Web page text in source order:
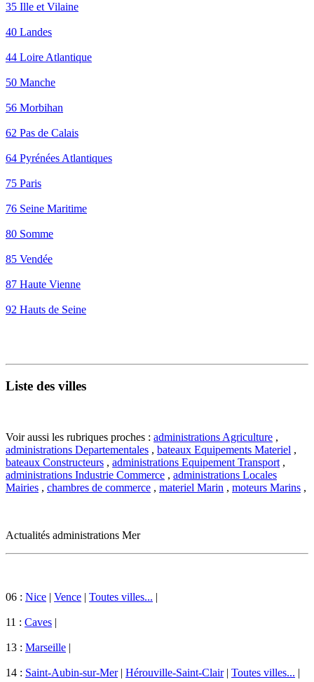
35 Ille et Vilaine
40 Landes
44 Loire Atlantique
50 Manche
56 Morbihan
62 Pas de Calais
64 Pyrénées Atlantiques
75 Paris
76 Seine Maritime
80 Somme
85 Vendée
87 Haute Vienne
92 Hauts de Seine
Liste des villes
Voir aussi les rubriques proches : administrations Agriculture ,
administrations Departementales , bateaux Equipements Materiel ,
bateaux Constructeurs , administrations Equipement Transport ,
administrations Industrie Commerce , administrations Locales
Mairies , chambres de commerce , materiel Marin , moteurs Marins ,
Actualités administrations Mer
06 : Nice | Vence | Toutes villes... |
11 : Caves |
13 : Marseille |
14 : Saint-Aubin-sur-Mer| Hérouville-Saint-Clair| Toutes villes... |